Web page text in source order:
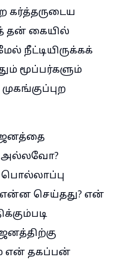
கர்த்தருடைய
தன் கையில்
நீட்டியிருக்கக்
மூப்பர்களும்
ஜனத்தை
செய்தது? என்
என் தகப்பன்